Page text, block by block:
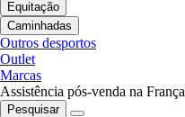
Equitação
Caminhadas
Outros desportos
Outlet
Marcas
Assistência pós-venda na França
Pesquisar